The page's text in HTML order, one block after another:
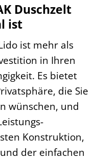
Duschzelt
ist
ist mehr als
in Ihren
Es bietet
die Sie
wünschen, und
Konstruktion,
der einfachen